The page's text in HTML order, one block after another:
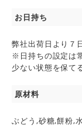
お日持ち
弊社出荷日より７
※日持ちの設定は
少ない状態を保て
原材料
ぶどう,砂糖,餅粉,